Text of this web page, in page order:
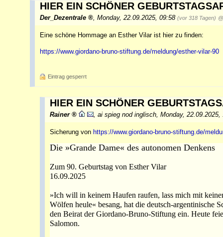
HIER EIN SCHÖNER
Der_Dezentrale , Monday, 22.09.2025, 09:58 (vor 318 Tagen)
Eine schöne Hommage an Esther Vilar ist hier zu finden:
https://www.giordano-bruno-stiftung.de/meldung/esther-vilar-90
Eintrag gesperrt
HIER EIN SCHÖNER
Rainer ai spieg nod inglisch Monday,
Sicherung von https://www.giordano-bruno-stiftung.de/
Die »Grande Dame« des autonomen Denkens
Zum 90. Geburtstag von Esther Vilar
16.09.2025
»Ich will in keinem Haufen raufen, lass mich mit
Wölfen heule« besang, hat die deutsch-argentinische
den Beirat der Giordano-Bruno-Stiftung ein. Heute
Salomon.